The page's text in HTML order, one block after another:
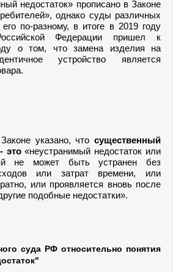
недостаток» прописано в Законе
однако суды различных
по-разному, в итоге в 2019 году
Федерации пришел к
о том, что замена изделия на
устройство является
указано, что существенный
это«неустранимый недостаток или
не может быть устранен без
или затрат времени, или
или проявляется вновь после
подобные недостатки».
суда РФ относительно понятия